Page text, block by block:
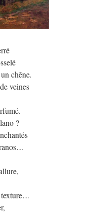
chêne.
veines
?
texture…